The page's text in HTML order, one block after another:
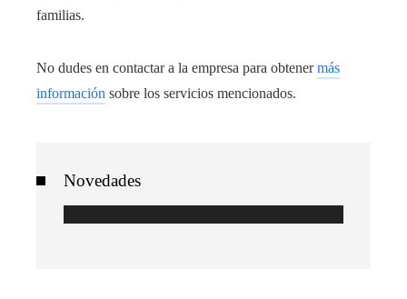
familias.
No dudes en contactar a la empresa para obtenermás
información sobre los servicios mencionados.
Novedades